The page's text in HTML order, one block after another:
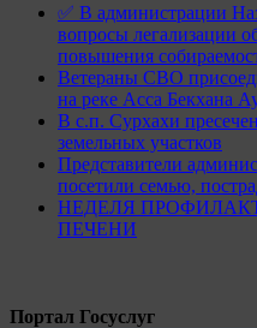
✅ В администрации
вопросы легализации
повышения
Ветераны СВО
на реке Асса Бекхана
В с.п. Сурхахи
земельных участков
Представители
посетили семью,
НЕДЕЛЯ
ПЕЧЕНИ
Портал Госуслуг